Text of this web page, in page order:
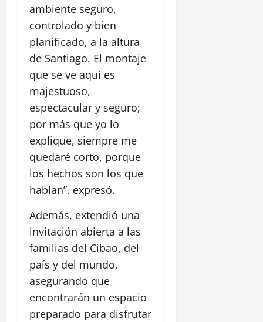
ambiente seguro,
controlado y bien
planificado, a la altura
de Santiago. El montaje
que se ve aquí es
majestuoso,
espectacular y seguro;
por más que yo lo
explique, siempre me
quedaré corto, porque
los hechos son los que
hablan”, expresó.
Además, extendió una
invitación abierta a las
familias del Cibao, del
país y del mundo,
asegurando que
encontrarán un espacio
preparado para disfrutar